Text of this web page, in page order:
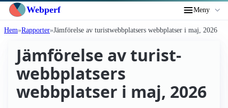
Webperf Meny
Hem Rapporter Jämförelse av turist­webbplatsers webbplatser i maj, 2026
Jämförelse av turist­
webbplatsers
webbplatser i maj, 2026